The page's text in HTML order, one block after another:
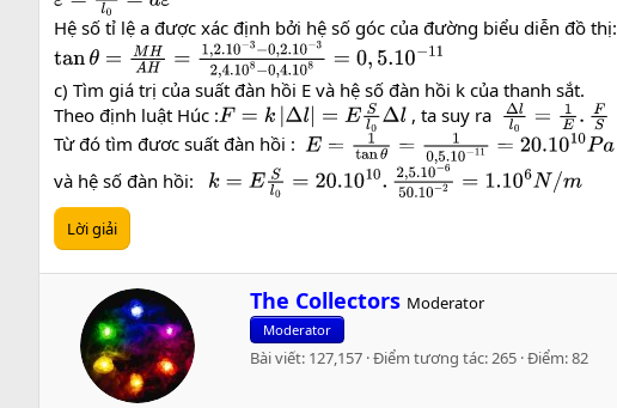
Hệ số tỉ lệ a được xác định bởi hệ số góc của đường biểu diễn đồ thị:
tanθ= MHAH= 1,2.10−3−0,2.10−3 2,4.108−0,4.10
c) Tìm giá trị của suất đàn hồi E và hệ số đàn hồi k của thanh sắt.
Theo định luật Húc :F= k| Δl| =ES 0Δ , ta suy ra Δll0 =1 E.FS
Từ đó tìm đươc suất đàn hồi : E= 1tanθ=1 0,5.10−11= 20.1010Pa
và hệ số đàn hồi: k=ES l0=20.1010.2,5.10−650.10− 2=1.106N/m
Lời giải
W
r
i
t
The Collectors Moderator
Moderator
Bài viết 127,157 Điểm tương tác 265 Điểm 82